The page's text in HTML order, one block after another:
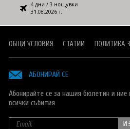
4 дни / 3 нощувки
31.08.2026 г.
ОБЩИ УСЛОВИЯ СТАТИИ ПОЛИТИКА
АБОНИРАЙ СЕ
Абонирайте се за нашия бюлетин и
всички събития